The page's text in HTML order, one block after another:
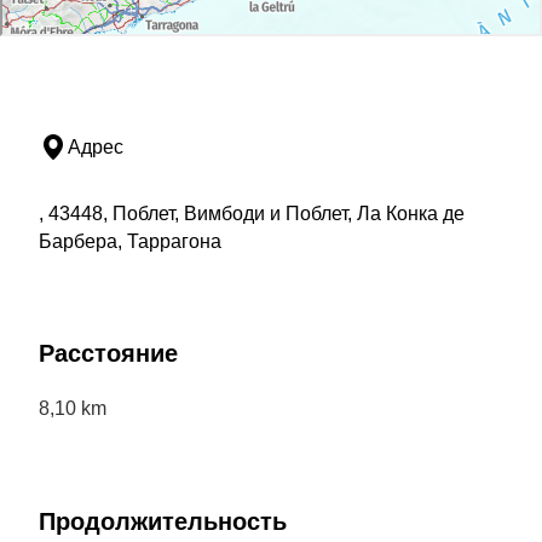
Адрес
, 43448, Поблет, Вимбоди и Поблет, Ла Конка де
Барбера, Таррагона
Расстояние
8,10 km
Продолжительность